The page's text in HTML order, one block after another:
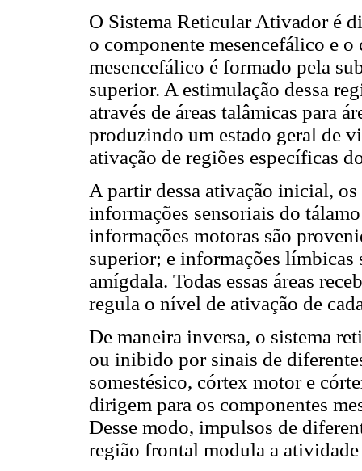
O Sistema Reticular Ativador é
o componente mesencefálico e
mesencefálico é formado pela
superior. A estimulação dessa
através de áreas talâmicas para
produzindo um estado geral de
ativação de regiões específicas
A partir dessa ativação inicial,
informações sensoriais do
informações motoras são
superior; e informações
amígdala. Todas essas áreas
regula o nível de ativação de
De maneira inversa, o sistema
ou inibido por sinais de
somestésico, córtex motor e
dirigem para os componentes
Desse modo, impulsos de
região frontal modula a